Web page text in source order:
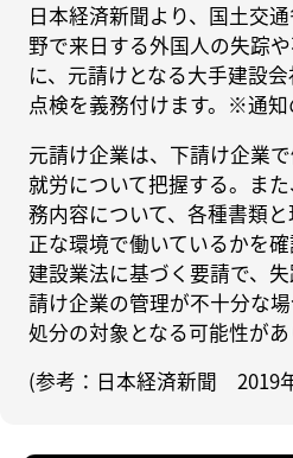
日本経済新聞より、国土交
野で来日する外国人の失踪
に、元請けとなる大手建設
点検を義務付けます。※通
元請け企業は、下請け企業
就労について把握する。ま
務内容について、各種書類
正な環境で働いているかを確
建設業法に基づく要請で、
請け企業の管理が不十分な
処分の対象となる可能性があ
(参考：日本経済新聞 2019